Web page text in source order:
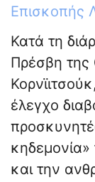
Επισκοπής
Κατά τη
Πρέσβη της
έλεγχο
και την